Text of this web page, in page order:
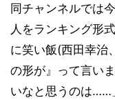
同チャンネルでは
人をランキング形
に笑い飯(西田幸治
の形が』って言い
いなと思うのは……